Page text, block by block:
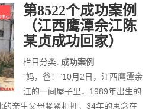
第8522个成功案例
（江西鹰潭余江陈
某贞成功回家）
栏目分类: 成功案例
“妈，爸！”10月2日，江西鹰潭余
江的一间屋子里，1989年出生的
的亲生父母紧紧相拥，34年的思念在